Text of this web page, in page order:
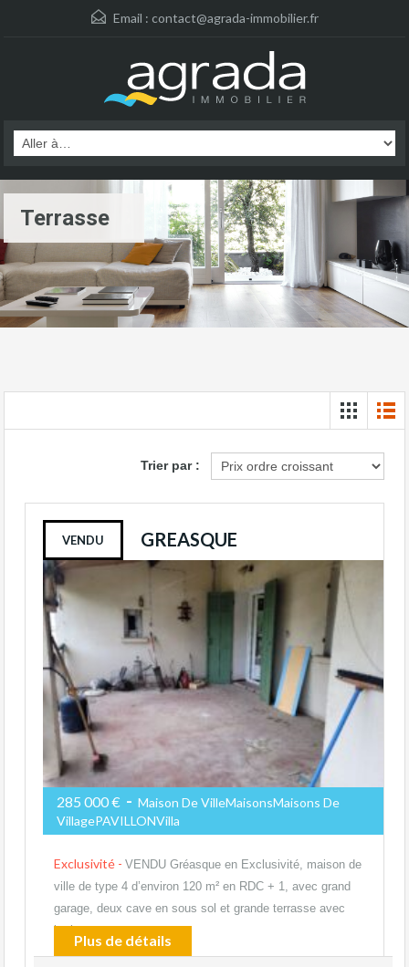
Email : contact@agrada-immobilier.fr
Terrasse
Trier par :
VENDU GREASQUE
285 000 € - Maison De VilleMaisonsMaisons De
VillagePAVILLONVilla
Exclusivité - VENDU Gréasque en Exclusivité, maison de
ville de type 4 d’environ 120 m² en RDC + 1, avec grand
garage, deux cave en sous sol et grande terrasse avec
barbecue,…
Plus de détails